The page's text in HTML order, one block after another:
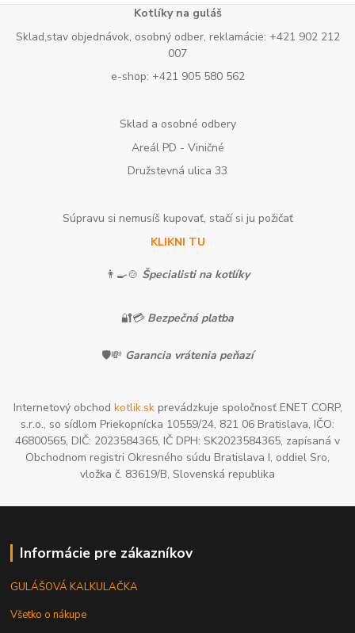
Kotlíky na guláš
Sklad,stav objednávok, osobný odber, reklamácie: +421 902 212
007
e-shop: +421 905 580 562
Sklad a osobné odbery
Areál PD - Viničné
Družstevná ulica 33
Súpravu si nemusíš kupovať, stačí si ju požičať
KLIKNI TU
👨‍🍳🍲 Špecialisti na kotlíky
🔐💳 Bezpečná platba
🛡️💸 Garancia vrátenia peňazí
Internetový obchod kotlik.skprevádzkuje spoločnosť ENET CORP,
s.r.o., so sídlom Priekopnícka 10559/24, 821 06 Bratislava, IČO:
46800565, DIČ: 2023584365, IČ DPH: SK2023584365, zapísaná v
Obchodnom registri Okresného súdu Bratislava I, oddiel Sro,
vložka č. 83619/B, Slovenská republika
Informácie pre zákazníkov
GULÁŠOVÁ KALKULAČKA
Všetko o nákupe